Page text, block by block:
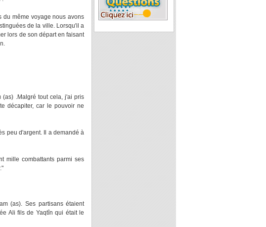
même voyage nous avons
de la ville. Lorsqu'il a
lors de son départ en faisant
(as) .Malgré tout cela, j'ai pris
décapiter, car le pouvoir ne
peu d'argent. Il a demandé à
mille combattants parmi ses
(as). Ses partisans étaient
Ali fils de Yaqtîn qui était le